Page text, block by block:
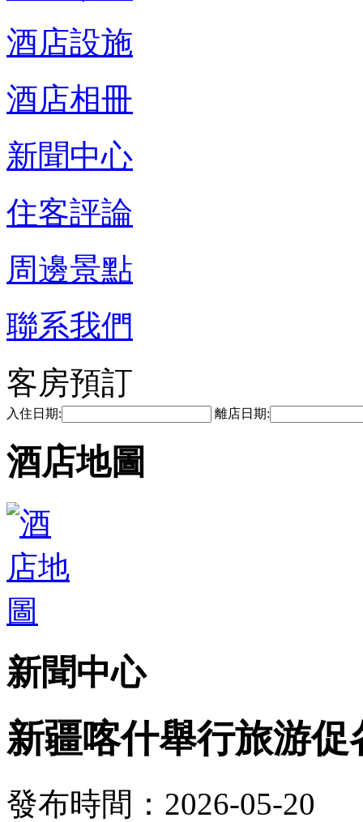
酒店設施
酒店相冊
新聞中心
住客評論
周邊景點
聯系我們
客房預訂
入住日期: 離店日期:
酒店地圖
新聞中心
新疆喀什舉行旅游
發布時間：2026-05-20